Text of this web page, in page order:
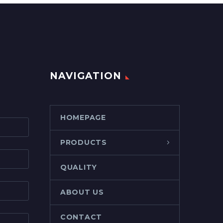
NAVIGATION
HOMEPAGE
PRODUCTS
QUALITY
ABOUT US
CONTACT